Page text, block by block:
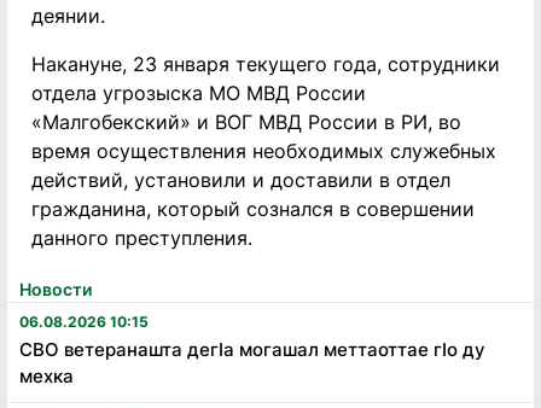
Новости
06.08.2026 10:15
СВО ветеранашта дегӏа могашал меттаоттае гӏо ду
мехка
деянии.
Накануне, 23 января текущего года, сотрудники
отдела угрозыска МО МВД России
«Малгобекский» и ВОГ МВД России в РИ, во
время осуществления необходимых служебных
действий, установили и доставили в отдел
гражданина, который сознался в совершении
данного преступления.